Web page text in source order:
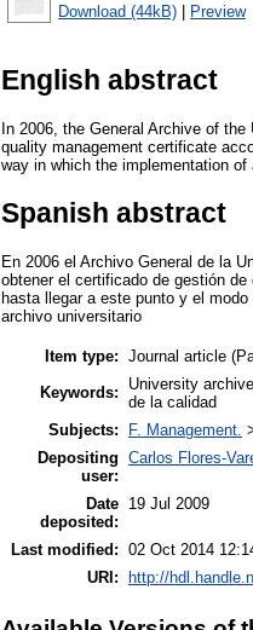
Download (44kB) Preview
English abstract
In 2006, the General Archive of
quality management certificate
way in which the implementation
Spanish abstract
En 2006 el Archivo General de la
obtener el certificado de gestión
hasta llegar a este punto y el
archivo universitario
Item type: Journal article
Keywords:
University
de la calidad
Subjects:
F. Management.
Depositing
user:
Carlos Flores-
Date
deposited:
19 Jul 2009
Last modified: 02 Oct 2014
URI: http://